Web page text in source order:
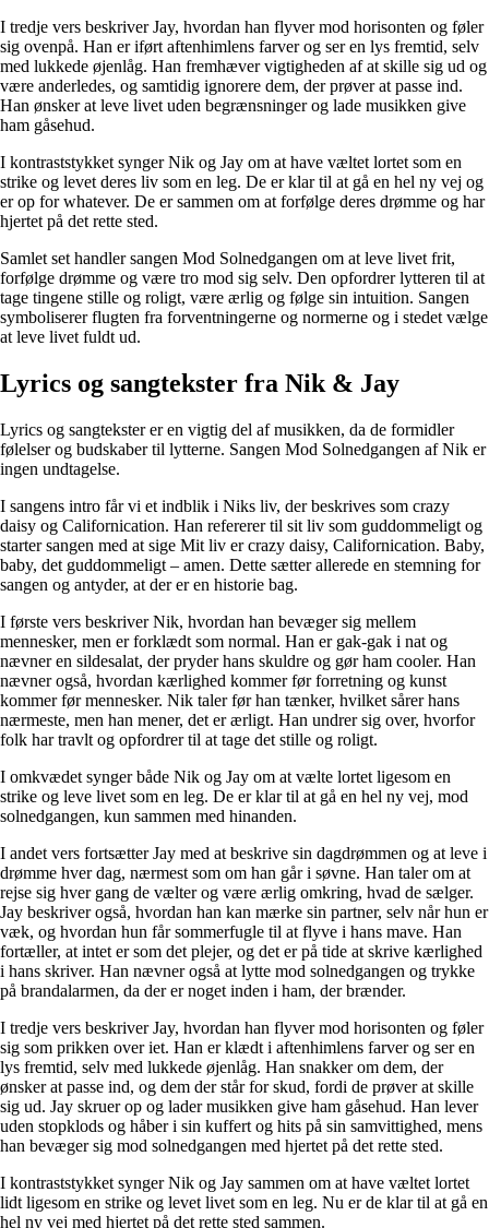
I tredje vers beskriver Jay, hvordan han flyver mod horisonten og føler
sig ovenpå. Han er iført aftenhimlens farver og ser en lys fremtid, selv
med lukkede øjenlåg. Han fremhæver vigtigheden af at skille sig ud og
være anderledes, og samtidig ignorere dem, der prøver at passe ind.
Han ønsker at leve livet uden begrænsninger og lade musikken give
ham gåsehud.
I kontraststykket synger Nik og Jay om at have væltet lortet som en
strike og levet deres liv som en leg. De er klar til at gå en hel ny vej og
er op for whatever. De er sammen om at forfølge deres drømme og har
hjertet på det rette sted.
Samlet set handler sangen Mod Solnedgangen om at leve livet frit,
forfølge drømme og være tro mod sig selv. Den opfordrer lytteren til at
tage tingene stille og roligt, være ærlig og følge sin intuition. Sangen
symboliserer flugten fra forventningerne og normerne og i stedet vælge
at leve livet fuldt ud.
Lyrics og sangtekster fra Nik & Jay
Lyrics og sangtekster er en vigtig del af musikken, da de formidler
følelser og budskaber til lytterne. Sangen Mod Solnedgangen af Nik er
ingen undtagelse.
I sangens intro får vi et indblik i Niks liv, der beskrives som crazy
daisy og Californication. Han refererer til sit liv som guddommeligt og
starter sangen med at sige Mit liv er crazy daisy, Californication. Baby,
baby, det guddommeligt – amen. Dette sætter allerede en stemning for
sangen og antyder, at der er en historie bag.
I første vers beskriver Nik, hvordan han bevæger sig mellem
mennesker, men er forklædt som normal. Han er gak-gak i nat og
nævner en sildesalat, der pryder hans skuldre og gør ham cooler. Han
nævner også, hvordan kærlighed kommer før forretning og kunst
kommer før mennesker. Nik taler før han tænker, hvilket sårer hans
nærmeste, men han mener, det er ærligt. Han undrer sig over, hvorfor
folk har travlt og opfordrer til at tage det stille og roligt.
I omkvædet synger både Nik og Jay om at vælte lortet ligesom en
strike og leve livet som en leg. De er klar til at gå en hel ny vej, mod
solnedgangen, kun sammen med hinanden.
I andet vers fortsætter Jay med at beskrive sin dagdrømmen og at leve i
drømme hver dag, nærmest som om han går i søvne. Han taler om at
rejse sig hver gang de vælter og være ærlig omkring, hvad de sælger.
Jay beskriver også, hvordan han kan mærke sin partner, selv når hun er
væk, og hvordan hun får sommerfugle til at flyve i hans mave. Han
fortæller, at intet er som det plejer, og det er på tide at skrive kærlighed
i hans skriver. Han nævner også at lytte mod solnedgangen og trykke
på brandalarmen, da der er noget inden i ham, der brænder.
I tredje vers beskriver Jay, hvordan han flyver mod horisonten og føler
sig som prikken over iet. Han er klædt i aftenhimlens farver og ser en
lys fremtid, selv med lukkede øjenlåg. Han snakker om dem, der
ønsker at passe ind, og dem der står for skud, fordi de prøver at skille
sig ud. Jay skruer op og lader musikken give ham gåsehud. Han lever
uden stopklods og håber i sin kuffert og hits på sin samvittighed, mens
han bevæger sig mod solnedgangen med hjertet på det rette sted.
I kontraststykket synger Nik og Jay sammen om at have væltet lortet
lidt ligesom en strike og levet livet som en leg. Nu er de klar til at gå en
hel ny vej med hjertet på det rette sted sammen.